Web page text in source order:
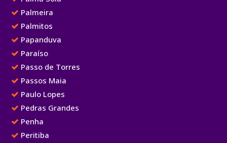
Palmeira
Palmitos
Papanduva
Paraíso
Passo de Torres
Passos Maia
Paulo Lopes
Pedras Grandes
Penha
Peritiba